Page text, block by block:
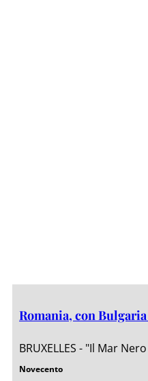
Romania, con
BRUXELLES - "Il Mar
Novecento